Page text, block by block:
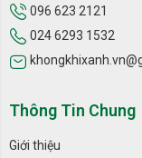
không
HÌNH ẢNH THỰC
2 TẦNG
096 623 2121
024 6293 1532
Thông Tin Chung
Giới thiệu